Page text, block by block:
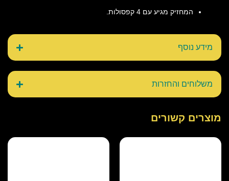
המחזיק מגיע עם 4 קפסולות.
מידע נוסף
משלוחים והחזרות
מוצרים קשורים